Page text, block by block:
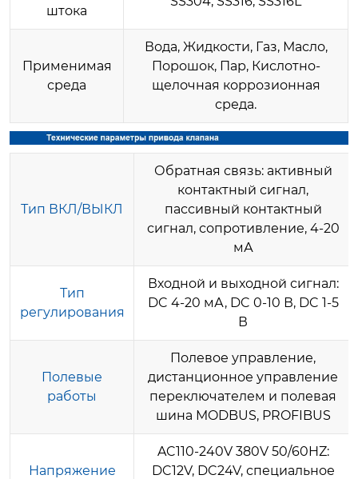
штока
Применимая
среда
Вода, Жидкости, Газ, Масло,
Порошок, Пар, Кислотно-
щелочная коррозионная
среда.
Тип ВКЛ/ВЫКЛ
Обратная связь: активный
контактный сигнал,
пассивный контактный
сигнал, сопротивление, 4-20
мА
Тип
регулирования
Входной и выходной сигнал:
DC 4-20 мА, DC 0-10 В, DC 1-5
В
Полевые
работы
Полевое управление,
дистанционное управление
переключателем и полевая
шина MODBUS, PROFIBUS
Напряжение
AC110-240V 380V 50/60HZ:
DC12V, DC24V, специальное